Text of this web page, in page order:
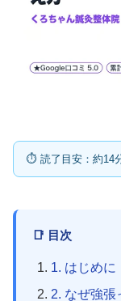
⏱ 読了目安：約14
📑 目次
1. はじめに
2. なぜ強張